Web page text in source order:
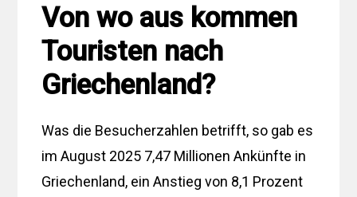
Von wo aus kommen
Touristen nach
Griechenland?
Was die Besucherzahlen betrifft, so gab es
im August 2025 7,47 Millionen Ankünfte in
Griechenland, ein Anstieg von 8,1 Prozent